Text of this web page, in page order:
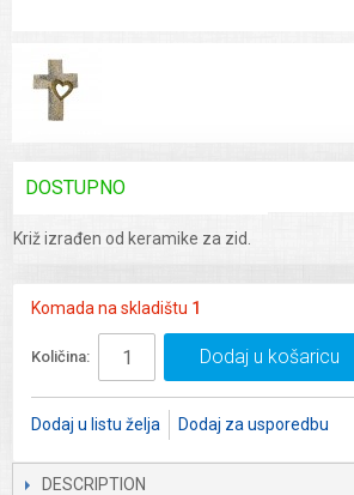
DOSTUPNO
Križ izrađen od keramike za zid.
Komada na skladištu 1
Količina: Dodaj u košaricu
Dodaj u listu želja Dodaj za usporedbu
DESCRIPTION